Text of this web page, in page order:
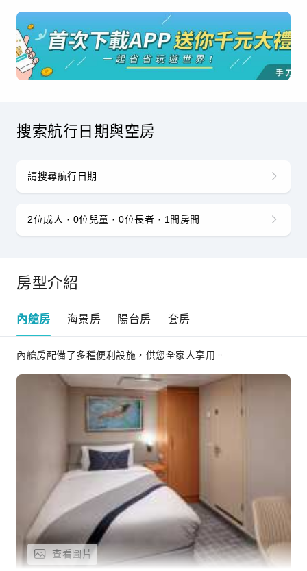
搜索航行日期與空房
請搜尋航行日期
2位成人 · 0位兒童 · 0位長者 · 1間房間
房型介紹
內艙房 海景房 陽台房 套房
內艙房配備了多種便利設施，供您全家人享用。
查看圖片